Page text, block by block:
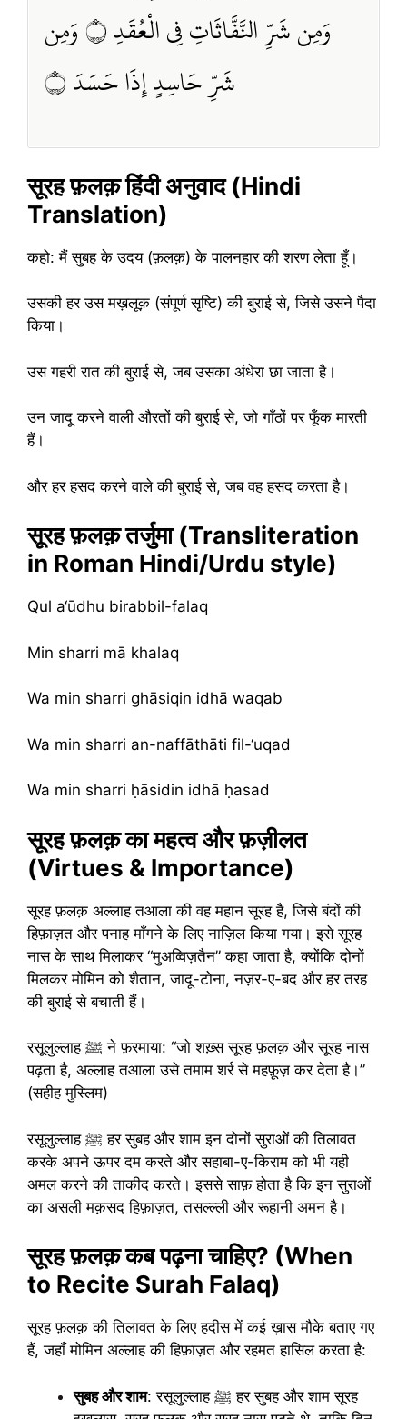
وَمِن شَرِّ النَّفَّاثَاتِ فِي الْعُقَدِ ۝ وَمِن
شَرِّ حَاسِدٍ إِذَا حَسَدَ ۝
सूरह फ़लक़ हिंदी अनुवाद (Hindi
Translation)
कहो: मैं सुबह के उदय (फ़लक़) के पालनहार की शरण लेता हूँ।
उसकी हर उस मख़लूक़ (संपूर्ण सृष्टि) की बुराई से, जिसे उसने पैदा
किया।
उस गहरी रात की बुराई से, जब उसका अंधेरा छा जाता है।
उन जादू करने वाली औरतों की बुराई से, जो गाँठों पर फूँक मारती
हैं।
और हर हसद करने वाले की बुराई से, जब वह हसद करता है।
सूरह फ़लक़ तर्जुमा (Transliteration
in Roman Hindi/Urdu style)
Qul a‘ūdhu birabbil-falaq
Min sharri mā khalaq
Wa min sharri ghāsiqin idhā waqab
Wa min sharri an-naffāthāti fil-‘uqad
Wa min sharri ḥāsidin idhā ḥasad
सूरह फ़लक़ का महत्व और फ़ज़ीलत
(Virtues & Importance)
सूरह फ़लक़ अल्लाह तआला की वह महान सूरह है, जिसे बंदों की
हिफ़ाज़त और पनाह माँगने के लिए नाज़िल किया गया। इसे सूरह
नास के साथ मिलाकर “मुअव्विज़तैन” कहा जाता है, क्योंकि दोनों
मिलकर मोमिन को शैतान, जादू-टोना, नज़र-ए-बद और हर तरह
की बुराई से बचाती हैं।
रसूलुल्लाह ﷺ ने फ़रमाया: “जो शख़्स सूरह फ़लक़ और सूरह नास
पढ़ता है, अल्लाह तआला उसे तमाम शर्र से महफ़ूज़ कर देता है।”
(सहीह मुस्लिम)
रसूलुल्लाह ﷺ हर सुबह और शाम इन दोनों सुराओं की तिलावत
करके अपने ऊपर दम करते और सहाबा-ए-किराम को भी यही
अमल करने की ताकीद करते। इससे साफ़ होता है कि इन सुराओं
का असली मक़सद हिफ़ाज़त, तसल्ल्ली और रूहानी अमन है।
सूरह फ़लक़ कब पढ़ना चाहिए? (When
to Recite Surah Falaq)
सूरह फ़लक़ की तिलावत के लिए हदीस में कई ख़ास मौके बताए गए
हैं, जहाँ मोमिन अल्लाह की हिफ़ाज़त और रहमत हासिल करता है:
सुबह और शाम: रसूलुल्लाह ﷺ हर सुबह और शाम सूरह